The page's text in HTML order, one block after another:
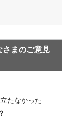
さまのご意見
たなかった